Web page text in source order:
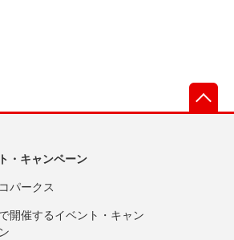
・キャンペーン
パークス
開催するイベント・キャン